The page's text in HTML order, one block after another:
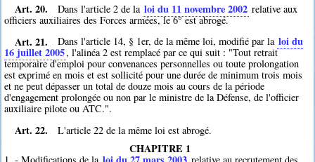
Art. 20. Dans l'article 2 de la loi du 11 novembre 2002 relative aux
officiers auxiliaires des Forces armées, le 6° est abrogé.
Art. 21. Dans l'article 14, § 1er, de la même loi, modifié par la loi du
16 juillet 2005, l'alinéa 2 est remplacé par ce qui suit : "Tout retrait
temporaire d'emploi pour convenances personnelles ou toute prolongation
est exprimé en mois et est sollicité pour une durée de minimum trois mois
et ne peut dépasser un total de douze mois au cours de la période
d'engagement prolongée ou non par le ministre de la Défense, de l'officier
auxiliaire pilote ou ATC.".
Art. 22. L'article 22 de la même loi est abrogé.
CHAPITRE 1